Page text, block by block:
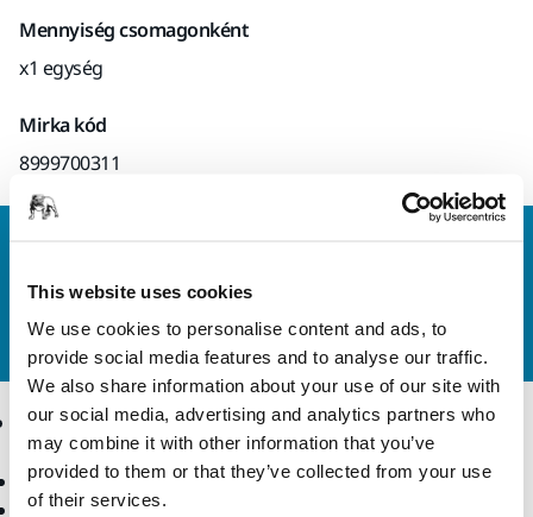
This website uses cookies
We use cookies to personalise content and ads, to
provide social media features and to analyse our traffic.
We also share information about your use of our site with
our social media, advertising and analytics partners who
may combine it with other information that you’ve
provided to them or that they’ve collected from your use
of their services.
Mennyiség csomagonként
x1 egység
Mirka kód
8999700311
Szeretne többet tudni?
válaszol kérdéseire.
Termékek
Elektromos szerszámok
Pormentes csiszolás
Tudásbázis
Iparágak